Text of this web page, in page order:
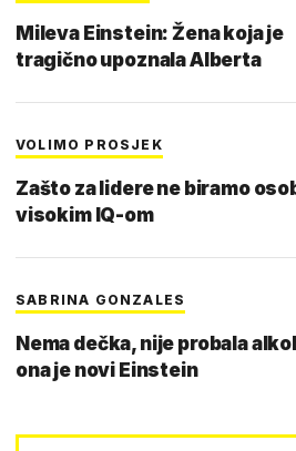
Mileva Einstein: Žena koja je
tragično upoznala Alberta
VOLIMO PROSJEK
Zašto za lidere ne biramo
visokim IQ-om
SABRINA GONZALES
Nema dečka, nije probala
ona je novi Einstein